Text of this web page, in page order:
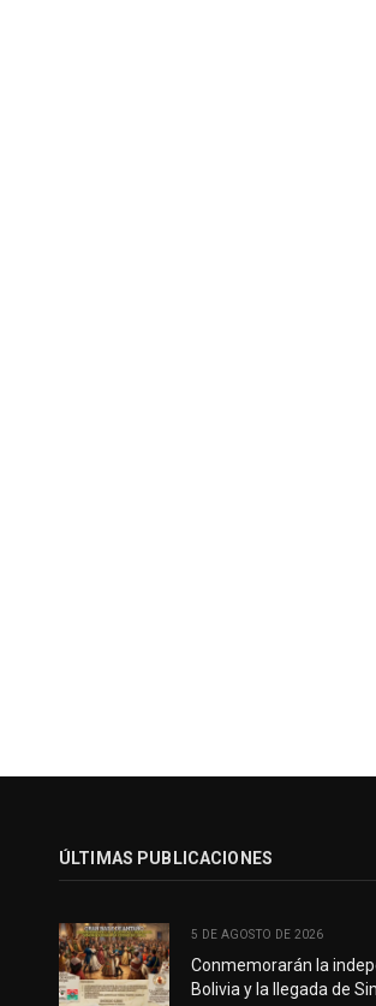
ÚLTIMAS PUBLICACIONES
5 DE AGOSTO DE 2026
Conmemorarán la
Bolivia y la llegada de